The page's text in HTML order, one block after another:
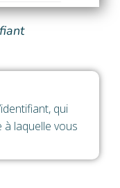
qui
laquelle vous